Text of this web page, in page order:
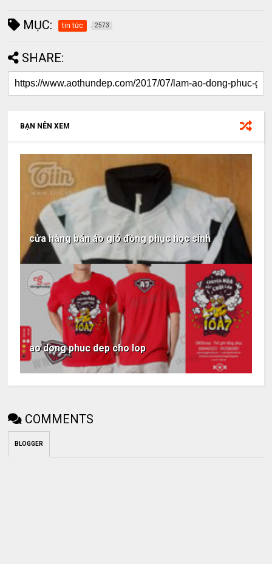
MỤC: tin tức 2573
SHARE:
BẠN NÊN XEM
cửa hàng bán áo gió đồng phục học sinh
ao dong phuc dep cho lop
COMMENTS
BLOGGER